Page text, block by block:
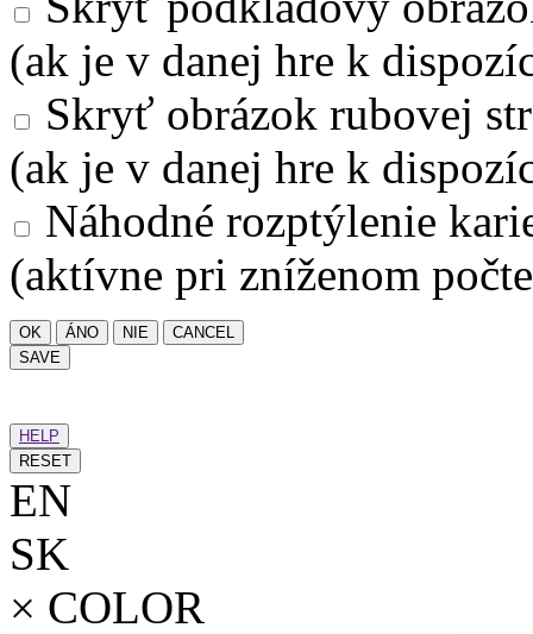
(ak je v danej hre k
Skryť obrázok rubovej
(ak je v danej hre k
Náhodné rozptýlenie
(aktívne pri zníženom
OK ÁNO NIE
CANCEL
SAVE
HELP
RESET
EN
SK
× COLOR